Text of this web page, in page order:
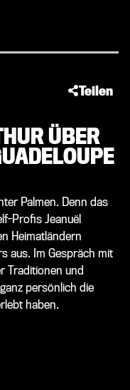
Teilen
ÜBER
Palmen. Denn das
Profis Jeanuël
Heimatländern
aus. Im Gespräch mit
Traditionen und
persönlich die
haben.